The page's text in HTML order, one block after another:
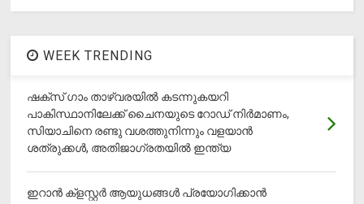
WEEK TRENDING
ഷക്സ് ​ഗാം താഴ്‌വരയിൽ കടന്നുകയറി
പാകിസ്ഥാനിലേക്ക് ചൈനയുടെ റോഡ് നിർമാണം,
സിയാചിനെ രണ്ടു വശത്തുനിന്നും വളയാൻ
ശത്രുക്കൾ, അതിജാ​ഗ്രതയിൽ ഇന്ത്യ
ഇറാന്‍ ക്‌ളസ്റ്റര്‍ ആയുധങ്ങള്‍ പ്രയോഗിക്കാന്‍